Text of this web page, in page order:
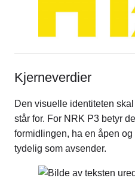
Kjerneverdier
Den visuelle identiteten
står for. For NRK P3 betyr
formidlingen, ha en åpen
tydelig som avsender.